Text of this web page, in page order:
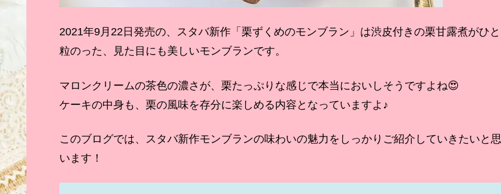
2021年9月22日発売の、スタバ新作「栗ずくめのモンブラン」は渋皮付きの栗甘露煮がひと
粒のった、見た目にも美しいモンブランです。
マロンクリームの茶色の濃さが、栗たっぷりな感じで本当においしそうですよね😍
ケーキの中身も、栗の風味を存分に楽しめる内容となっていますよ♪
このブログでは、スタバ新作モンブランの味わいの魅力をしっかりご紹介していきたいと思
います！